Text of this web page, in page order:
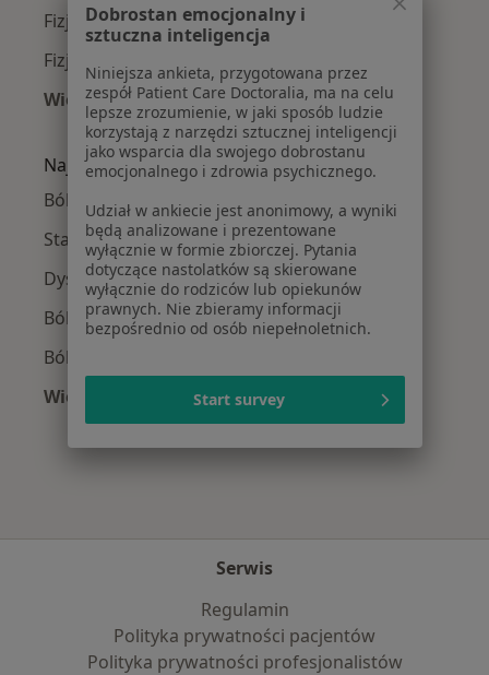
Fizjoterapeuci w Dzierżoniowie
Fizjoterapeuci w Polanicy-Zdroju
Więcej (14)
Więcej w kategorii: W pobliżu Wałbrzycha
Najczęście leczone choroby
Bóle kręgosłupa w Wałbrzychu
Stany pooperacyjne w Wałbrzychu
Dyskopatia w Wałbrzychu
Ból barku w Wałbrzychu
Ból kolana w Wałbrzychu
Więcej (15)
Więcej w kategorii: Najczęście leczone
Serwis
Regulamin
Polityka prywatności pacjentów
Polityka prywatności profesjonalistów
Dobrostan emocjonalny i
sztuczna inteligencja
Niniejsza ankieta, przygotowana przez
zespół Patient Care Doctoralia, ma na celu
lepsze zrozumienie, w jaki sposób ludzie
korzystają z narzędzi sztucznej inteligencji
jako wsparcia dla swojego dobrostanu
emocjonalnego i zdrowia psychicznego.
Udział w ankiecie jest anonimowy, a wyniki
będą analizowane i prezentowane
wyłącznie w formie zbiorczej. Pytania
dotyczące nastolatków są skierowane
wyłącznie do rodziców lub opiekunów
prawnych. Nie zbieramy informacji
bezpośrednio od osób niepełnoletnich.
Start survey